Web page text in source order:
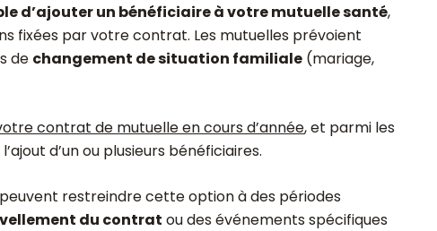
d’ajouter un bénéficiaire à votre mutuelle santé,
fixées par votre contrat. Les mutuelles prévoient
de changement de situation familiale (mariage,
contrat de mutuelle en cours d’année, et parmi les
d’un ou plusieurs bénéficiaires.
restreindre cette option à des périodes
du contrat ou des événements spécifiques